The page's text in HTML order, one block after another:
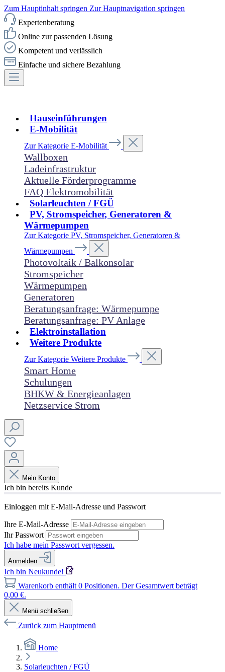
Zum Hauptinhalt springen Zur Hauptnavigation springen
Expertenberatung
Online zur passenden Lösung
Kompetent und verlässlich
Einfache und sichere Bezahlung
Hauseinführungen
E-Mobilität
Zur Kategorie E-Mobilität
Wallboxen
Ladeinfrastruktur
Aktuelle Förderprogramme
FAQ Elektromobilität
Solarleuchten / FGÜ
PV, Stromspeicher, Generatoren &
Wärmepumpen
Zur Kategorie PV, Stromspeicher, Generatoren &
Wärmepumpen
Photovoltaik / Balkonsolar
Stromspeicher
Wärmepumpen
Generatoren
Beratungsanfrage: Wärmepumpe
Beratungsanfrage: PV Anlage
Elektroinstallation
Weitere Produkte
Zur Kategorie Weitere Produkte
Smart Home
Schulungen
BHKW & Energieanlagen
Netzservice Strom
Mein Konto
Ich bin bereits Kunde
Einloggen mit E-Mail-Adresse und Passwort
Ihre E-Mail-Adresse
Ihr Passwort
Ich habe mein Passwort vergessen.
Anmelden
Ich bin Neukunde!
Warenkorb enthält 0 Positionen. Der Gesamtwert beträgt
0,00 €.
Menü schließen
Zurück zum Hauptmenü
Home
Solarleuchten / FGÜ